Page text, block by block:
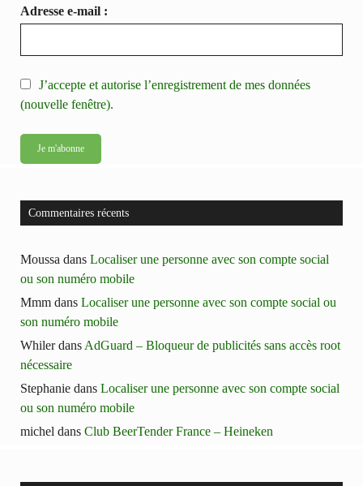
Adresse e-mail :
J’accepte et autorise l’enregistrement de mes données
(nouvelle fenêtre).
Commentaires récents
Moussa dans Localiser une personne avec son compte social
ou son numéro mobile
Mmm dans Localiser une personne avec son compte social ou
son numéro mobile
Whilerdans AdGuard – Bloqueur de publicités sans accès root
nécessaire
Stephanie dans Localiser une personne avec son compte social
ou son numéro mobile
michel dans Club BeerTender France – Heineken